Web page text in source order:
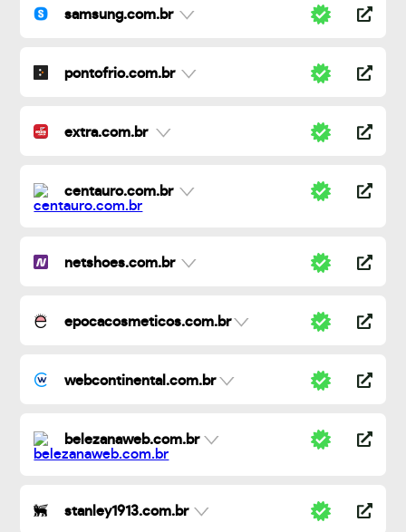
samsung.com.br
pontofrio.com.br
extra.com.br
centauro.com.br
netshoes.com.br
epocacosmeticos.com.br
webcontinental.com.br
belezanaweb.com.br
stanley1913.com.br